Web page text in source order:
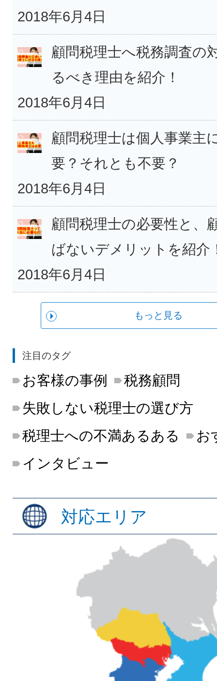
2018年6月4日
顧問税理士へ税務調査の
るべき理由を紹介！
2018年6月4日
顧問税理士は個人事業主
要？それとも不要？
2018年6月4日
顧問税理士の必要性と、
ばないデメリットを紹介
2018年6月4日
もっと見る
注目のタグ
お客様の事例
税務顧問
失敗しない税理士の選び方
税理士への不満あるある
お
インタビュー
対応エリア